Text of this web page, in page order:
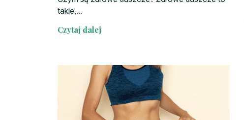
takie,...
Czytaj dalej